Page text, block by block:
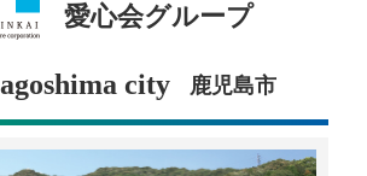
愛心会グループ
city 鹿児島市